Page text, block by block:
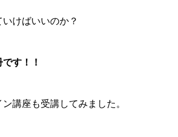
けばいいのか？
す！！
講座も受講してみました。